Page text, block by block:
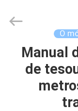
PARA
CASA
PRODUTOS
MACHINERY
O
Manual
de